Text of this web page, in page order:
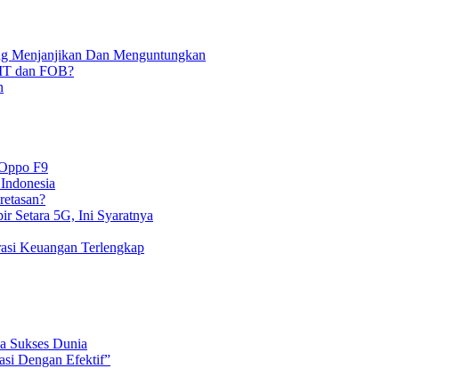
Menjanjikan Dan Menguntungkan
dan FOB?
F9
Setara 5G, Ini Syaratnya
Keuangan Terlengkap
Sukses Dunia
Dengan Efektif”